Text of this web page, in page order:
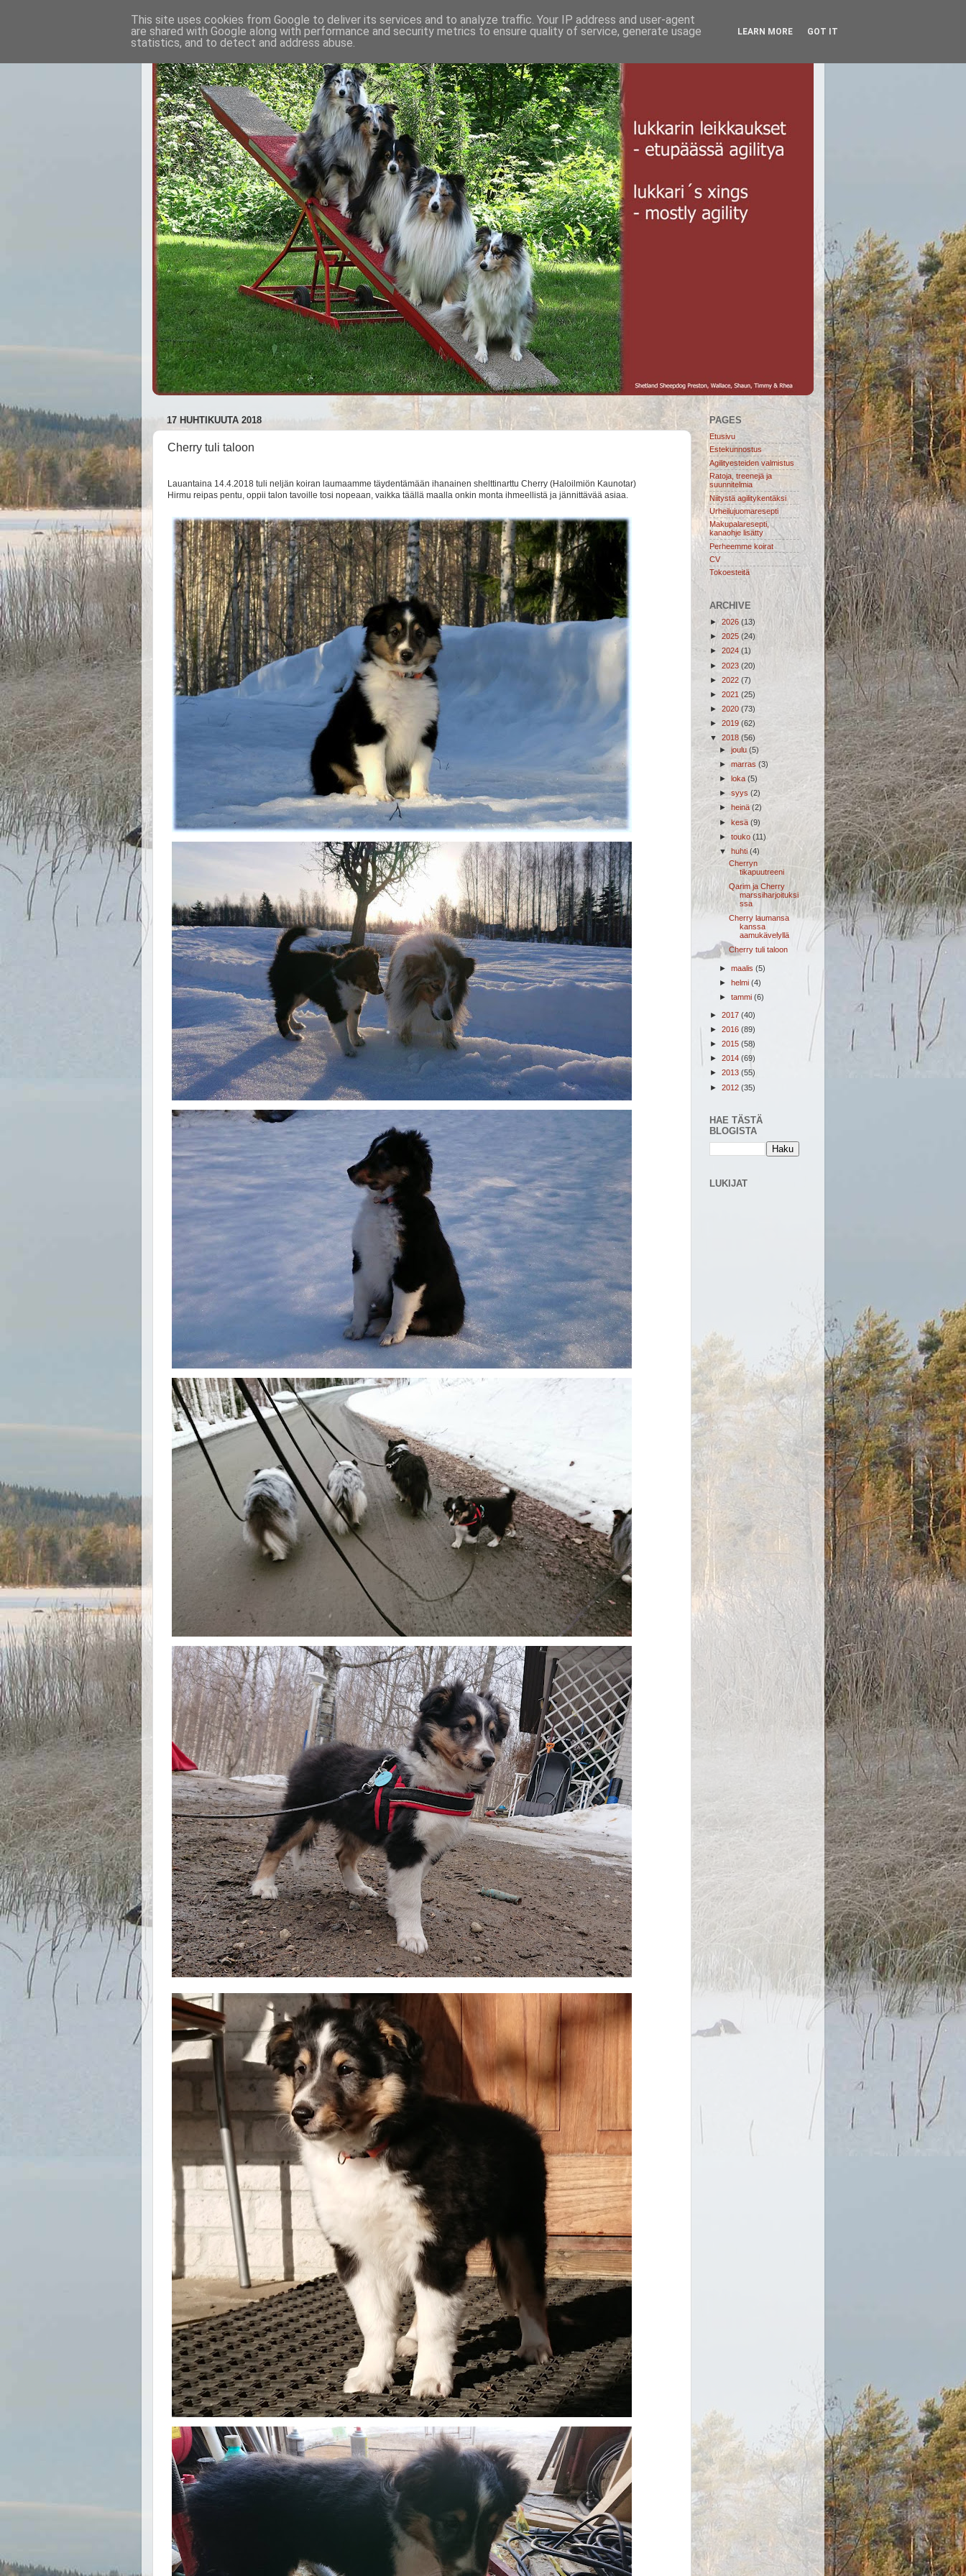
17 HUHTIKUUTA 2018
Cherry tuli taloon
Lauantaina 14.4.2018 tuli neljän koiran laumaamme täydentämään ihanainen shelttinarttu Cherry (Haloilmiön Kaunotar)
Hirmu reipas pentu, oppii talon tavoille tosi nopeaan, vaikka täällä maalla onkin monta ihmeellistä ja jännittävää asiaa.
PAGES
Etusivu
Estekunnostus
Agilityesteiden valmistus
Ratoja, treenejä ja
suunnitelmia
Niitystä agilitykentäksi
Urheilujuomaresepti
Makupalaresepti,
kanaohje lisätty
Perheemme koirat
CV
Tokoesteitä
ARCHIVE
► 2026 (13)
► 2025 (24)
► 2024 (1)
► 2023 (20)
► 2022 (7)
► 2021 (25)
► 2020 (73)
► 2019 (62)
▼ 2018 (56)
► joulu (5)
►marras (3)
►
loka (5)
► syys (2)
► heinä (2)
► kesä (9)
► touko (11)
▼ huhti (4)
Cherryn
tikapuutreeni
Qarim ja Cherry
marssiharjoituksi
ssa
Cherry laumansa
kanssa
aamukävelyllä
Cherry tuli taloon
► maalis (5)
► helmi (4)
► tammi (6)
► 2017 (40)
► 2016 (89)
► 2015 (58)
► 2014 (69)
► 2013 (55)
► 2012 (35)
HAE TÄSTÄ
BLOGISTA
LUKIJAT
This site uses cookies from Google to deliver its services and to analyze traffic. Your IP address and user-agent
are shared with Google along with performance and security metrics to ensure quality of service, generate usage
statistics, and to detect and address abuse.
LEARN MORE GOT IT